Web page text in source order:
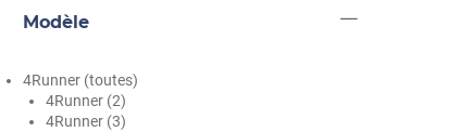
Eagle
Ferrari
Modèle
4Runner (toutes)
4Runner (2)
4Runner (3)